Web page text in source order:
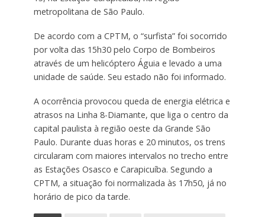
metropolitana de São Paulo.
De acordo com a CPTM, o “surfista” foi socorrido
por volta das 15h30 pelo Corpo de Bombeiros
através de um helicóptero Águia e levado a uma
unidade de saúde. Seu estado não foi informado.
A ocorrência provocou queda de energia elétrica e
atrasos na Linha 8-Diamante, que liga o centro da
capital paulista à região oeste da Grande São
Paulo. Durante duas horas e 20 minutos, os trens
circularam com maiores intervalos no trecho entre
as Estações Osasco e Carapicuíba. Segundo a
CPTM, a situação foi normalizada às 17h50, já no
horário de pico da tarde.